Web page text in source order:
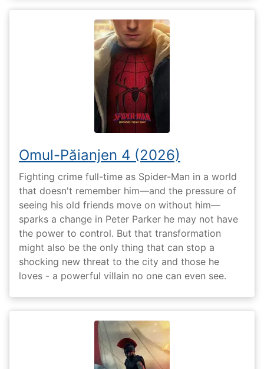
Omul-Păianjen 4 (2026)
Fighting crime full-time as Spider-Man in a world
that doesn't remember him—and the pressure of
seeing his old friends move on without him—
sparks a change in Peter Parker he may not have
the power to control. But that transformation
might also be the only thing that can stop a
shocking new threat to the city and those he
loves - a powerful villain no one can even see.